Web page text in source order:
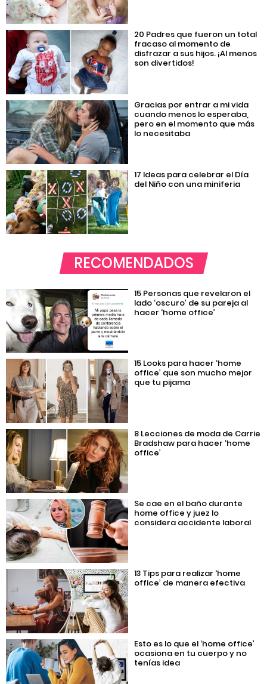
20 Padres que fueron un total
fracaso al momento de
disfrazar a sus hijos. ¡Al menos
son divertidos!
Gracias por entrar a mi vida
cuando menos lo esperaba,
pero en el momento que más
lo necesitaba
17 Ideas para celebrar el Día
del Niño con una miniferia
RECOMENDADOS
15 Personas que revelaron el
lado ‘oscuro’ de su pareja al
hacer ‘home office’
15 Looks para hacer ‘home
office’ que son mucho mejor
que tu pijama
8 Lecciones de moda de Carrie
Bradshaw para hacer ‘home
office’
Se cae en el baño durante
home office y juez lo
considera accidente laboral
13 Tips para realizar ‘home
office’ de manera efectiva
Esto es lo que el ‘home office’
ocasiona en tu cuerpo y no
tenías idea